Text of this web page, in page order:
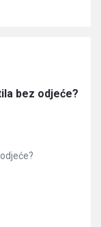
bez odjeće?